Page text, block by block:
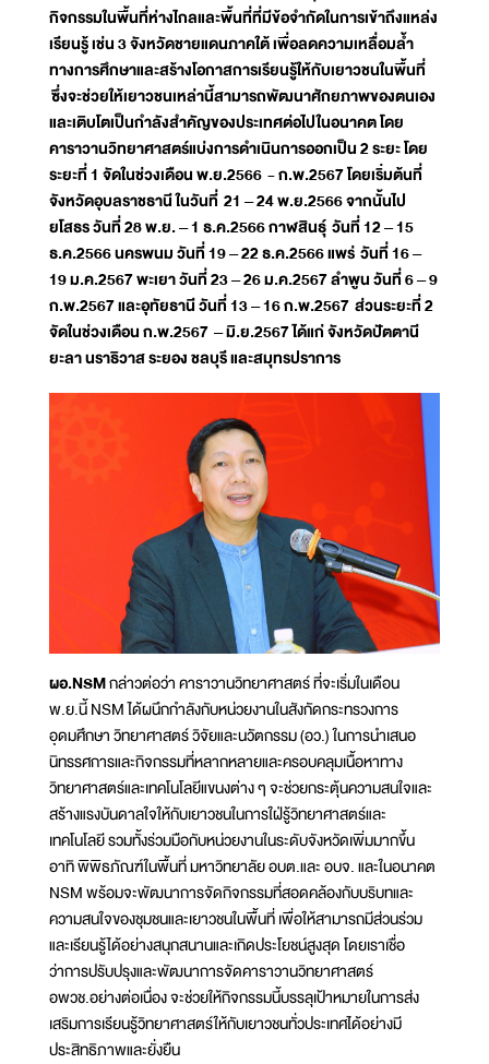
กิจกรรมในพื้นที่ห่างไกลและพื้นที่ที่มีข้อจำกัดในการเข้าถึงแหล่ง
เรียนรู้ เช่น 3 จังหวัดชายแดนภาคใต้ เพื่อลดความเหลื่อมล้ำ
ทางการศึกษาและสร้างโอกาสการเรียนรู้ให้กับเยาวชนในพื้นที่
ซึ่งจะช่วยให้เยาวชนเหล่านี้สามารถพัฒนาศักยภาพของตนเอง
และเติบโตเป็นกำลังสำคัญของประเทศต่อไปในอนาคต โดย
คาราวานวิทยาศาสตร์แบ่งการดำเนินการออกเป็น 2 ระยะ โดย
ระยะที่ 1 จัดในช่วงเดือน พ.ย.2566 - ก.พ.2567 โดยเริ่มต้นที่
จังหวัดอุบลราชธานี ในวันที่ 21 – 24 พ.ย.2566 จากนั้นไป
ยโสธร วันที่ 28 พ.ย. – 1 ธ.ค.2566 กาฬสินธุ์ วันที่ 12 – 15
ธ.ค.2566 นครพนม วันที่ 19 – 22 ธ.ค.2566 แพร่ วันที่ 16 –
19 ม.ค.2567 พะเยา วันที่ 23 – 26 ม.ค.2567 ลำพูน วันที่ 6 – 9
ก.พ.2567 และอุทัยธานี วันที่ 13 – 16 ก.พ.2567 ส่วนระยะที่ 2
จัดในช่วงเดือน ก.พ.2567 – มิ.ย.2567 ได้แก่ จังหวัดปัตตานี
ยะลา นราธิวาส ระยอง ชลบุรี และสมุทรปราการ
ผอ.NSMกล่าวต่อว่า คาราวานวิทยาศาสตร์ ที่จะเริ่มในเดือน
พ.ย.นี้ NSM ได้ผนึกกำลังกับหน่วยงานในสังกัดกระทรวงการ
อุดมศึกษา วิทยาศาสตร์ วิจัยและนวัตกรรม (อว.) ในการนำเสนอ
นิทรรศการและกิจกรรมที่หลากหลายและครอบคลุมเนื้อหาทาง
วิทยาศาสตร์และเทคโนโลยีแขนงต่าง ๆ จะช่วยกระตุ้นความสนใจและ
สร้างแรงบันดาลใจให้กับเยาวชนในการใฝ่รู้วิทยาศาสตร์และ
เทคโนโลยี รวมทั้งร่วมมือกับหน่วยงานในระดับจังหวัดเพิ่มมากขึ้น
อาทิ พิพิธภัณฑ์ในพื้นที่ มหาวิทยาลัย อบต.และ อบจ. และในอนาคต
NSM พร้อมจะพัฒนาการจัดกิจกรรมที่สอดคล้องกับบริบทและ
ความสนใจของชุมชนและเยาวชนในพื้นที่ เพื่อให้สามารถมีส่วนร่วม
และเรียนรู้ได้อย่างสนุกสนานและเกิดประโยชน์สูงสุด โดยเราเชื่อ
ว่าการปรับปรุงและพัฒนาการจัดคาราวานวิทยาศาสตร์
อพวช.อย่างต่อเนื่อง จะช่วยให้กิจกรรมนี้บรรลุเป้าหมายในการส่ง
เสริมการเรียนรู้วิทยาศาสตร์ให้กับเยาวชนทั่วประเทศได้อย่างมี
ประสิทธิภาพและยั่งยืน